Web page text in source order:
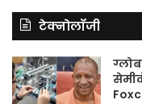
टेक्नोलॉजी